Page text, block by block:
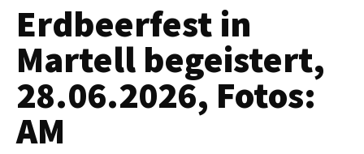
Erdbeerfest in
Martell begeistert,
28.06.2026, Fotos:
AM